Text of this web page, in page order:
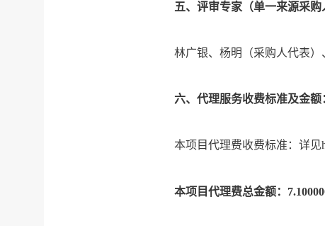
五、评审专家（单一来源采购
林广银、杨明（采购人代表
六、代理服务收费标准及金额
本项目代理费收费标准：详见
本项目代理费总金额：